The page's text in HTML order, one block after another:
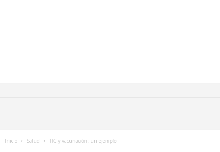
Inicio Salud TIC y vacunación: un ejemplo